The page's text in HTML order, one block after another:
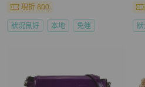
現折 800
狀況良好 本地 免運